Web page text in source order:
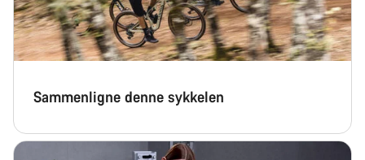
Sammenligne denne sykkelen
Begynn chat